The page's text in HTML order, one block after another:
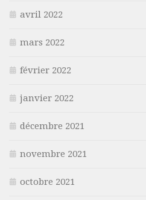
avril 2022
mars 2022
février 2022
janvier 2022
décembre 2021
novembre 2021
octobre 2021